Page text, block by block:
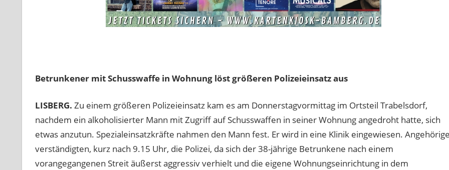
Betrunkener mit Schusswaffe in Wohnung löst größeren Polizeieinsatz aus
LISBERG. Zu einem größeren Polizeieinsatz kam es am Donnerstagvormittag im Ortsteil Trabelsdorf,
nachdem ein alkoholisierter Mann mit Zugriff auf Schusswaffen in seiner Wohnung angedroht hatte, sich
etwas anzutun. Spezialeinsatzkräfte nahmen den Mann fest. Er wird in eine Klinik eingewiesen.
verständigten, kurz nach 9.15 Uhr, die Polizei, da sich der 38-jährige Betrunkene nach einem
vorangegangenen Streit äußerst aggressiv verhielt und die eigene Wohnungseinrichtung in dem